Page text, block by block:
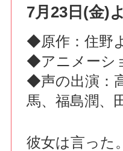
7月23日(金)
◆原作：住
◆アニメーシ
◆声の出演：
馬、福島潤、
彼女は言った